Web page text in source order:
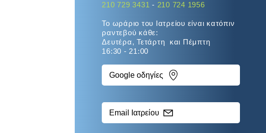
210 729 3431 - 210 724 1956
Το ωράριο του Ιατρείου είναι κατόπιν
ραντεβού κάθε:
Δευτέρα, Τετάρτη και Πέμπτη
16:30 - 21:00
Google οδηγίες
Email Ιατρείου